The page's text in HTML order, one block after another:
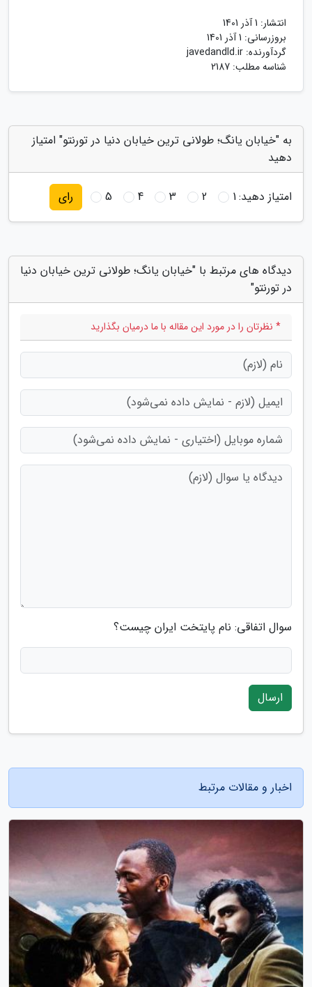
انتشار: 1 آذر 1401
بروزرسانی: 1 آذر 1401
گردآورنده: javedandld.ir
شناسه مطلب: 2187
به "خیابان یانگ؛ طولانی ترین خیابان دنیا در تورنتو" امتیاز
دهید
امتیاز دهید:1
2
3
4
5 رای
دیدگاه های مرتبط با "خیابان یانگ؛ طولانی ترین خیابان دنیا
در تورنتو"
* نظرتان را در مورد این مقاله با ما درمیان بگذارید
سوال اتفاقی: نام پایتخت ایران چیست؟
ارسال
اخبار و مقالات مرتبط